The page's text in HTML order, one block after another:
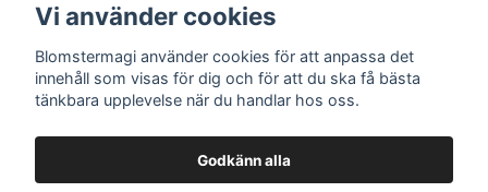
Sociala medier
Vi använder cookies
Blomstermagi använder cookies för att anpassa det
innehåll som visas för dig och för att du ska få bästa
tänkbara upplevelse när du handlar hos oss.
Godkänn alla